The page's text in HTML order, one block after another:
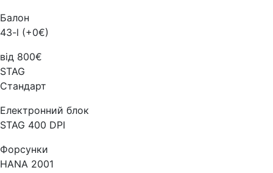
Балон
43-l (+0€)
від 800€
STAG
Стандарт
Електронний блок
STAG 400 DPI
Форсунки
HANA 2001